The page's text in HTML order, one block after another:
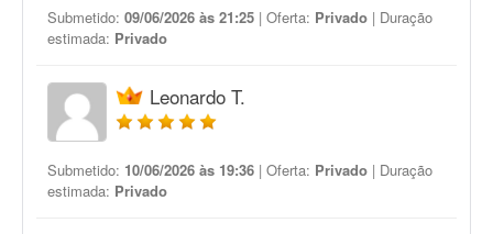
Submetido: 09/06/2026 às 21:25 | Oferta: Privado | Duração
estimada: Privado
Leonardo T.
Submetido: 10/06/2026 às 19:36 | Oferta: Privado | Duração
estimada: Privado